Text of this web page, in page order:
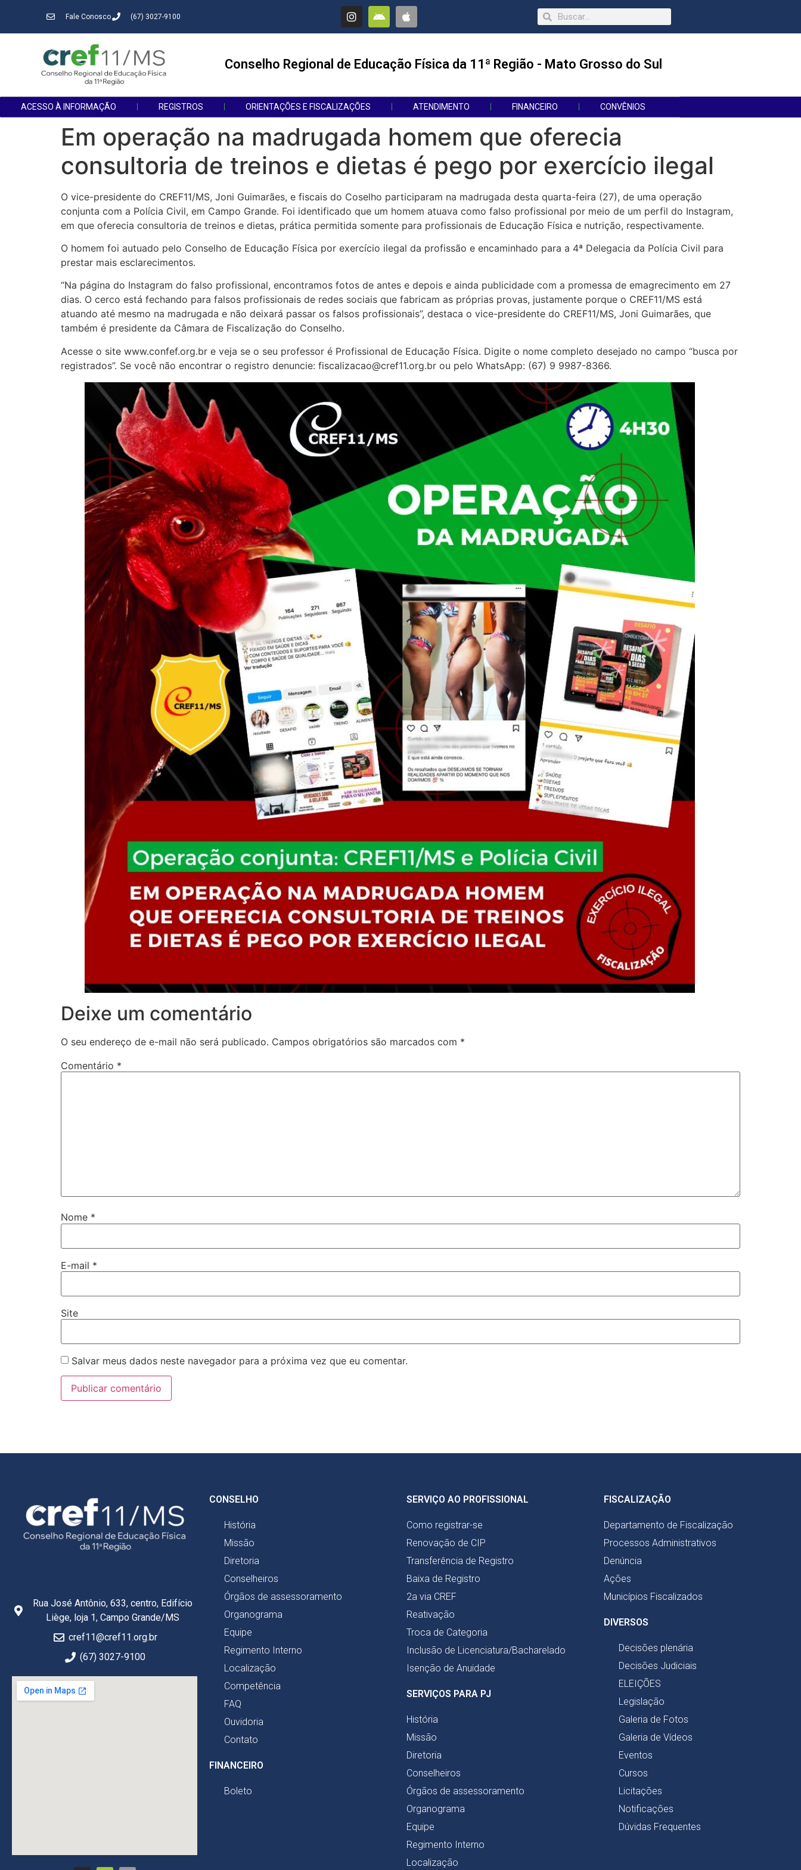
Fale Conosco (67) 3027-9100
Conselho Regional de Educação Física da 11ª Região - Mato Grosso do Sul
ACESSO À INFORMAÇÃO REGISTROS ORIENTAÇÕES E FISCALIZAÇÕES ATENDIMENTO FINANCEIRO CONVÊNIOS
Em operação na madrugada homem que oferecia
consultoria de treinos e dietas é pego por exercício ilegal
O vice-presidente do CREF11/MS, Joni Guimarães, e fiscais do Coselho participaram na madrugada desta quarta-feira (27), de uma operação
conjunta com a Polícia Civil, em Campo Grande. Foi identificado que um homem atuava como falso profissional por meio de um perfil do Instagram,
em que oferecia consultoria de treinos e dietas, prática permitida somente para profissionais de Educação Física e nutrição, respectivamente.
O homem foi autuado pelo Conselho de Educação Física por exercício ilegal da profissão e encaminhado para a 4ª Delegacia da Polícia Civil para
prestar mais esclarecimentos.
“Na página do Instagram do falso profissional, encontramos fotos de antes e depois e ainda publicidade com a promessa de emagrecimento em 27
dias. O cerco está fechando para falsos profissionais de redes sociais que fabricam as próprias provas, justamente porque o CREF11/MS está
atuando até mesmo na madrugada e não deixará passar os falsos profissionais”, destaca o vice-presidente do CREF11/MS, Joni Guimarães, que
também é presidente da Câmara de Fiscalização do Conselho.
Acesse o site www.confef.org.br e veja se o seu professor é Profissional de Educação Física. Digite o nome completo desejado no campo “busca por
registrados”. Se você não encontrar o registro denuncie: fiscalizacao@cref11.org.br ou pelo WhatsApp: (67) 9 9987-8366.
Deixe um comentário
O seu endereço de e-mail não será publicado. Campos obrigatórios são marcados com *
Comentário *
Nome *
E-mail *
Site
Salvar meus dados neste navegador para a próxima vez que eu comentar.
Rua José Antônio, 633, centro, Edifício
Liège, loja 1, Campo Grande/MS
cref11@cref11.org.br
(67) 3027-9100
CONSELHO
História
Missão
Diretoria
Conselheiros
Órgãos de assessoramento
Organograma
Equipe
Regimento Interno
Localização
Competência
FAQ
Ouvidoria
Contato
FINANCEIRO
Boleto
SERVIÇO AO PROFISSIONAL
Como registrar-se
Renovação de CIP
Transferência de Registro
Baixa de Registro
2a via CREF
Reativação
Troca de Categoria
Inclusão de Licenciatura/Bacharelado
Isenção de Anuidade
SERVIÇOS PARA PJ
História
Missão
Diretoria
Conselheiros
Órgãos de assessoramento
Organograma
Equipe
Regimento Interno
Localização
FISCALIZAÇÃO
Departamento de Fiscalização
Processos Administrativos
Denúncia
Ações
Municípios Fiscalizados
DIVERSOS
Decisões plenária
Decisões Judiciais
ELEIÇÕES
Legislação
Galeria de Fotos
Galeria de Vídeos
Eventos
Cursos
Licitações
Notificações
Dúvidas Frequentes